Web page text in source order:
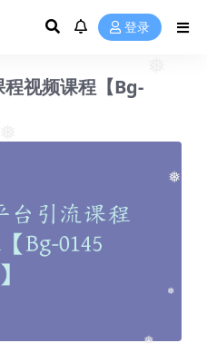
❅
登录
程视频课程【Bg-